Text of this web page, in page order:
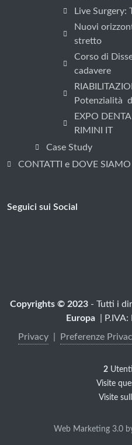
Utilizziamo
e per offrirti
esperienza.
facendo clic su
Live
Nuovi
stretto
Corso di
cadavere
Potenzialità
EXPO
RIMINI IT
Case Study
CONTATTI e DOVE SIAMO
Seguici sui Social
Copyrights © 2023 - Tutti i
Europa
|
Privacy
Preferenze
2
Visite
Visite
Web Marketing 3.0